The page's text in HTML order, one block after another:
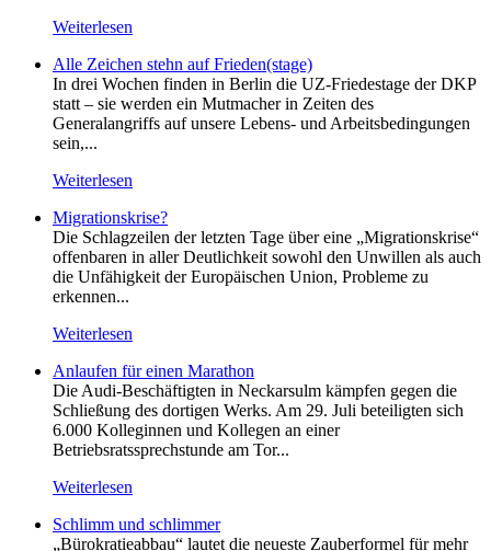
Weiterlesen
Alle Zeichen stehn auf Frieden(stage)
In drei Wochen finden in Berlin die UZ-Friedestage der DKP
statt – sie werden ein Mutmacher in Zeiten des
Generalangriffs auf unsere Lebens- und Arbeitsbedingungen
sein,...
Weiterlesen
Migrationskrise?
Die Schlagzeilen der letzten Tage über eine „Migrationskrise“
offenbaren in aller Deutlichkeit sowohl den Unwillen als auch
die Unfähigkeit der Europäischen Union, Probleme zu
erkennen...
Weiterlesen
Anlaufen für einen Marathon
Die Audi-Beschäftigten in Neckarsulm kämpfen gegen die
Schließung des dortigen Werks. Am 29. Juli beteiligten sich
6.000 Kolleginnen und Kollegen an einer
Betriebsratssprechstunde am Tor...
Weiterlesen
Schlimm und schlimmer
„Bürokratieabbau“ lautet die neueste Zauberformel für mehr